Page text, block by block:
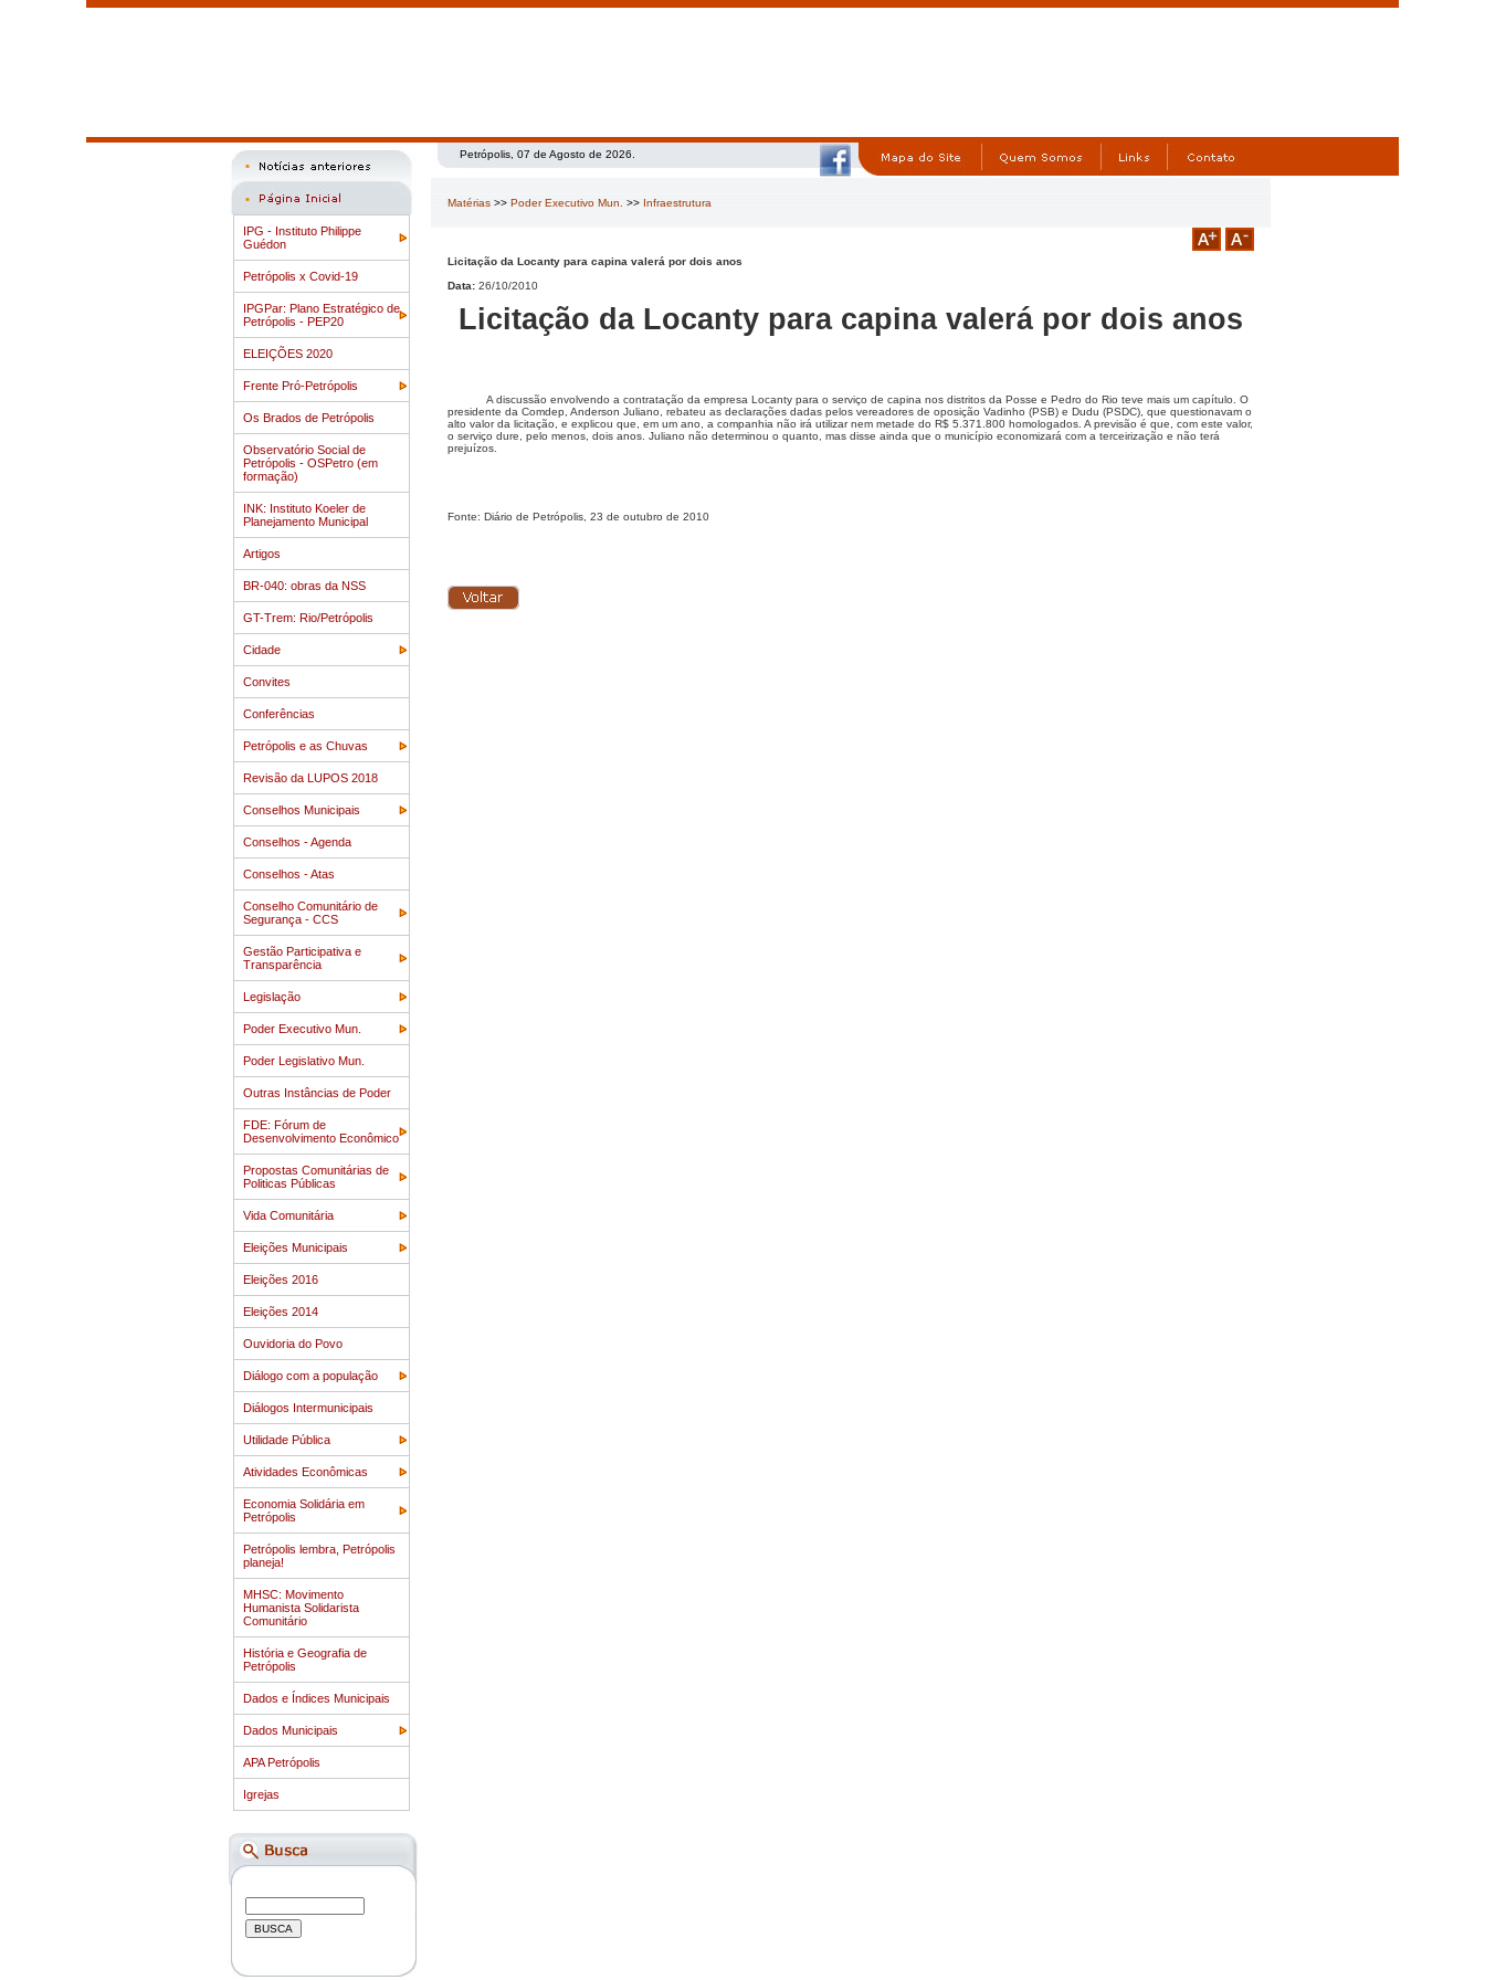
IPG - Instituto Philippe
Guédon
Petrópolis x Covid-19
IPGPar: Plano Estratégico de
Petrópolis - PEP20
ELEIÇÕES 2020
Frente Pró-Petrópolis
Os Brados de Petrópolis
Observatório Social de
Petrópolis - OSPetro (em
formação)
INK: Instituto Koeler de
Planejamento Municipal
Artigos
BR-040: obras da NSS
GT-Trem: Rio/Petrópolis
Cidade
Convites
Conferências
Petrópolis e as Chuvas
Revisão da LUPOS 2018
Conselhos Municipais
Conselhos - Agenda
Conselhos - Atas
Conselho Comunitário de
Segurança - CCS
Gestão Participativa e
Transparência
Legislação
Poder Executivo Mun.
Poder Legislativo Mun.
Outras Instâncias de Poder
FDE: Fórum de
Desenvolvimento Econômico
Propostas Comunitárias de
Politicas Públicas
Vida Comunitária
Eleições Municipais
Eleições 2016
Eleições 2014
Ouvidoria do Povo
Diálogo com a população
Diálogos Intermunicipais
Utilidade Pública
Atividades Econômicas
Economia Solidária em
Petrópolis
Petrópolis lembra, Petrópolis
planeja!
MHSC: Movimento
Humanista Solidarista
Comunitário
História e Geografia de
Petrópolis
Dados e Índices Municipais
Dados Municipais
APA Petrópolis
Igrejas
Petrópolis, 07 de Agosto de 2026.
Matérias >> Poder Executivo Mun. >> Infraestrutura
Licitação da Locanty para capina valerá por dois anos
Data: 26/10/2010
Licitação da Locanty para capina valerá por dois anos
A discussão envolvendo a contratação da empresa Locanty para o serviço de capina nos distritos da Posse e Pedro do Rio teve mais um capítulo. O
presidente da Comdep, Anderson Juliano, rebateu as declarações dadas pelos vereadores de oposição Vadinho (PSB) e Dudu (PSDC), que questionavam o
alto valor da licitação, e explicou que, em um ano, a companhia não irá utilizar nem metade do R$ 5.371.800 homologados. A previsão é que, com este valor,
o serviço dure, pelo menos, dois anos. Juliano não determinou o quanto, mas disse ainda que o município economizará com a terceirização e não terá
prejuízos.
Fonte: Diário de Petrópolis, 23 de outubro de 2010